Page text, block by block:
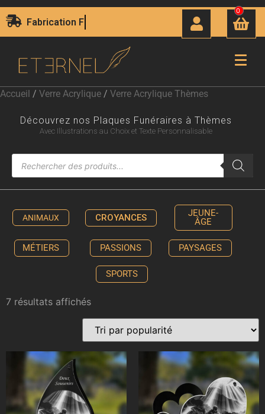
Fabrication Française
0
Accueil / Verre Acrylique / Verre Acrylique Thèmes
Découvrez nos Plaques Funéraires à Thèmes
Avec Illustrations au Choix et Texte Personnalisable
ANIMAUX CROYANCES
JEUNE-
ÂGE
MÉTIERS PASSIONS PAYSAGES
SPORTS
7 résultats affichés